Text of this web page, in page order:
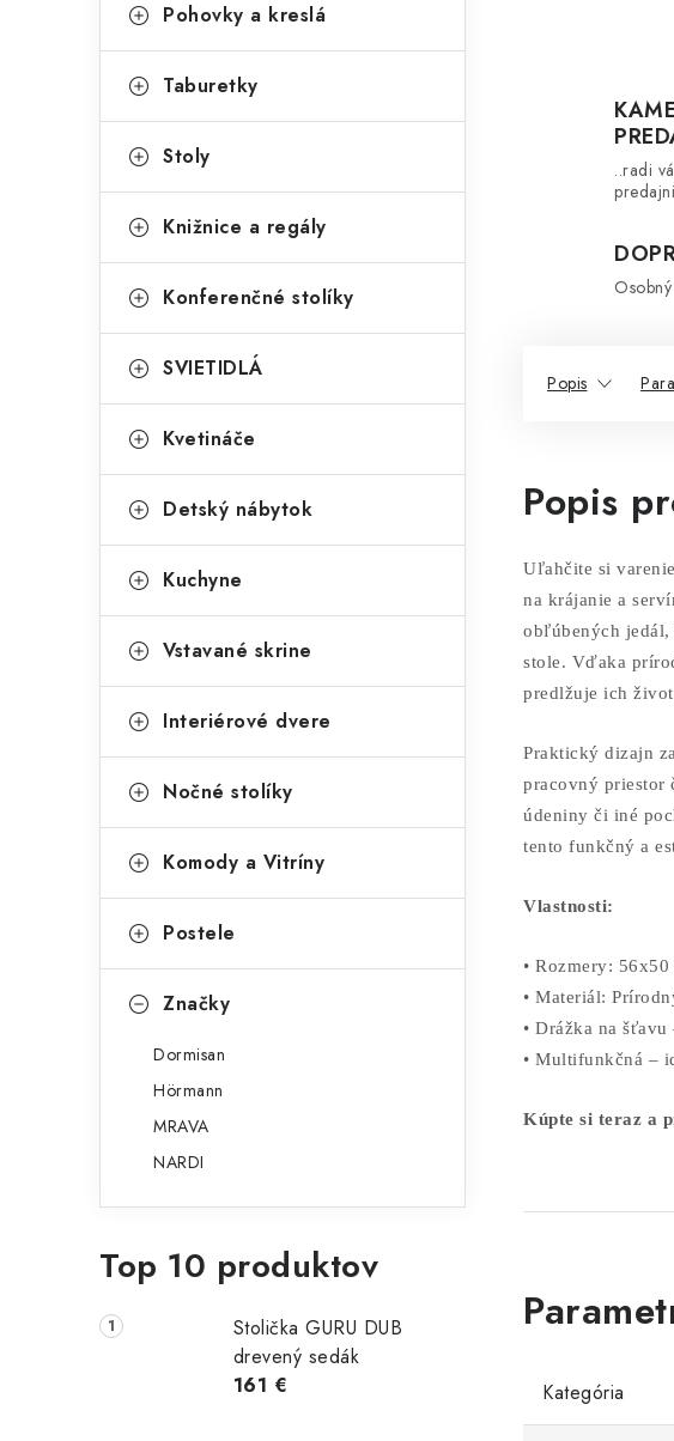
Pohovky a kreslá
Taburetky
Stoly
Knižnice a regály
Konferenčné stolíky
SVIETIDLÁ
Kvetináče
Detský nábytok
Kuchyne
Vstavané skrine
Interiérové dvere
Nočné stolíky
Komody a Vitríny
Postele
Značky
Dormisan
Hörmann
MRAVA
NARDI
Top 10 produktov
Stolička GURU DUB
drevený sedák
161 €
..radi
predajni
Popis
Popis
Uľahčite si
na krájanie a
obľúbených jedál,
stole. Vďaka
predlžuje ich
Praktický dizajn
pracovný priestor
údeniny či iné
tento funkčný a
Vlastnosti:
• Rozmery:
• Materiál:
• Drážka na
• Multifunkčná –
Kúpte si teraz a
Kategória